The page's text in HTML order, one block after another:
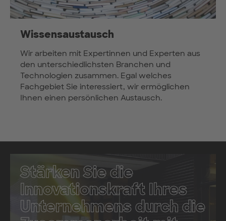
Wissensaustausch
Wir arbeiten mit Expertinnen und Experten aus
den unterschiedlichsten Branchen und
Technologien zusammen. Egal welches
Fachgebiet Sie interessiert, wir ermöglichen
Ihnen einen persönlichen Austausch.
Stärken Sie die
Innovationskraft Ihres
Unternehmens durch die